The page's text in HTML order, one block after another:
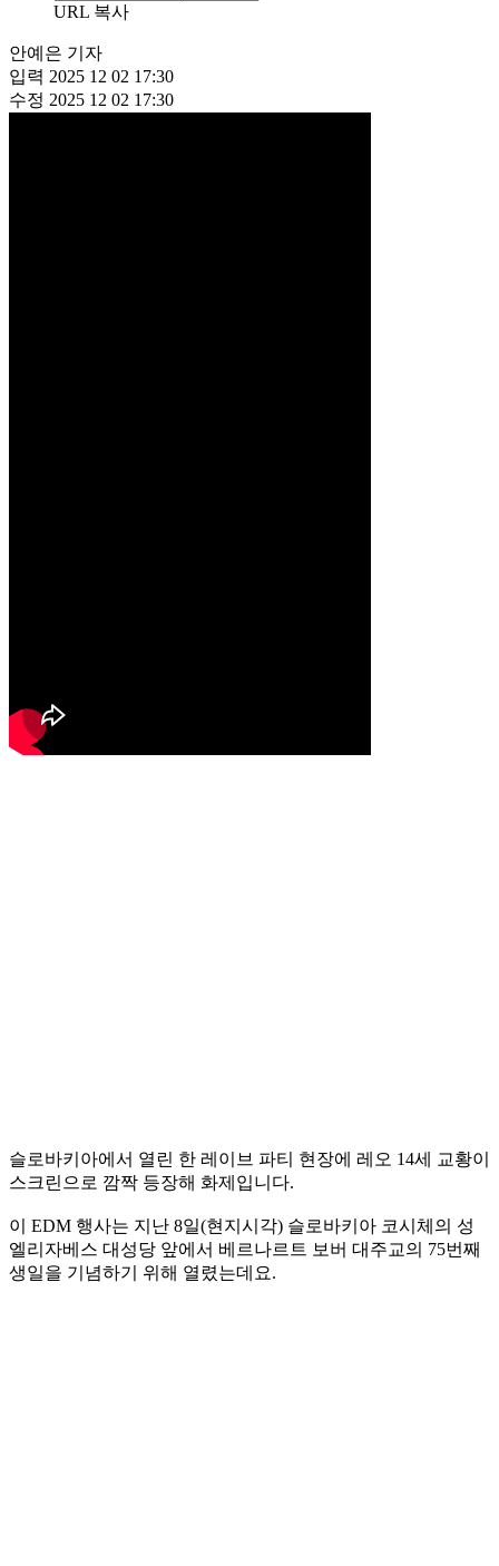
URL 복사
안예은 기자
입력 2025 12 02 17:30
수정 2025 12 02 17:30
슬로바키아에서 열린 한 레이브 파티 현장에 레오 14세 교황이
스크린으로 깜짝 등장해 화제입니다.
이 EDM 행사는 지난 8일(현지시각) 슬로바키아 코시체의 성
엘리자베스 대성당 앞에서 베르나르트 보버 대주교의 75번째
생일을 기념하기 위해 열렸는데요.